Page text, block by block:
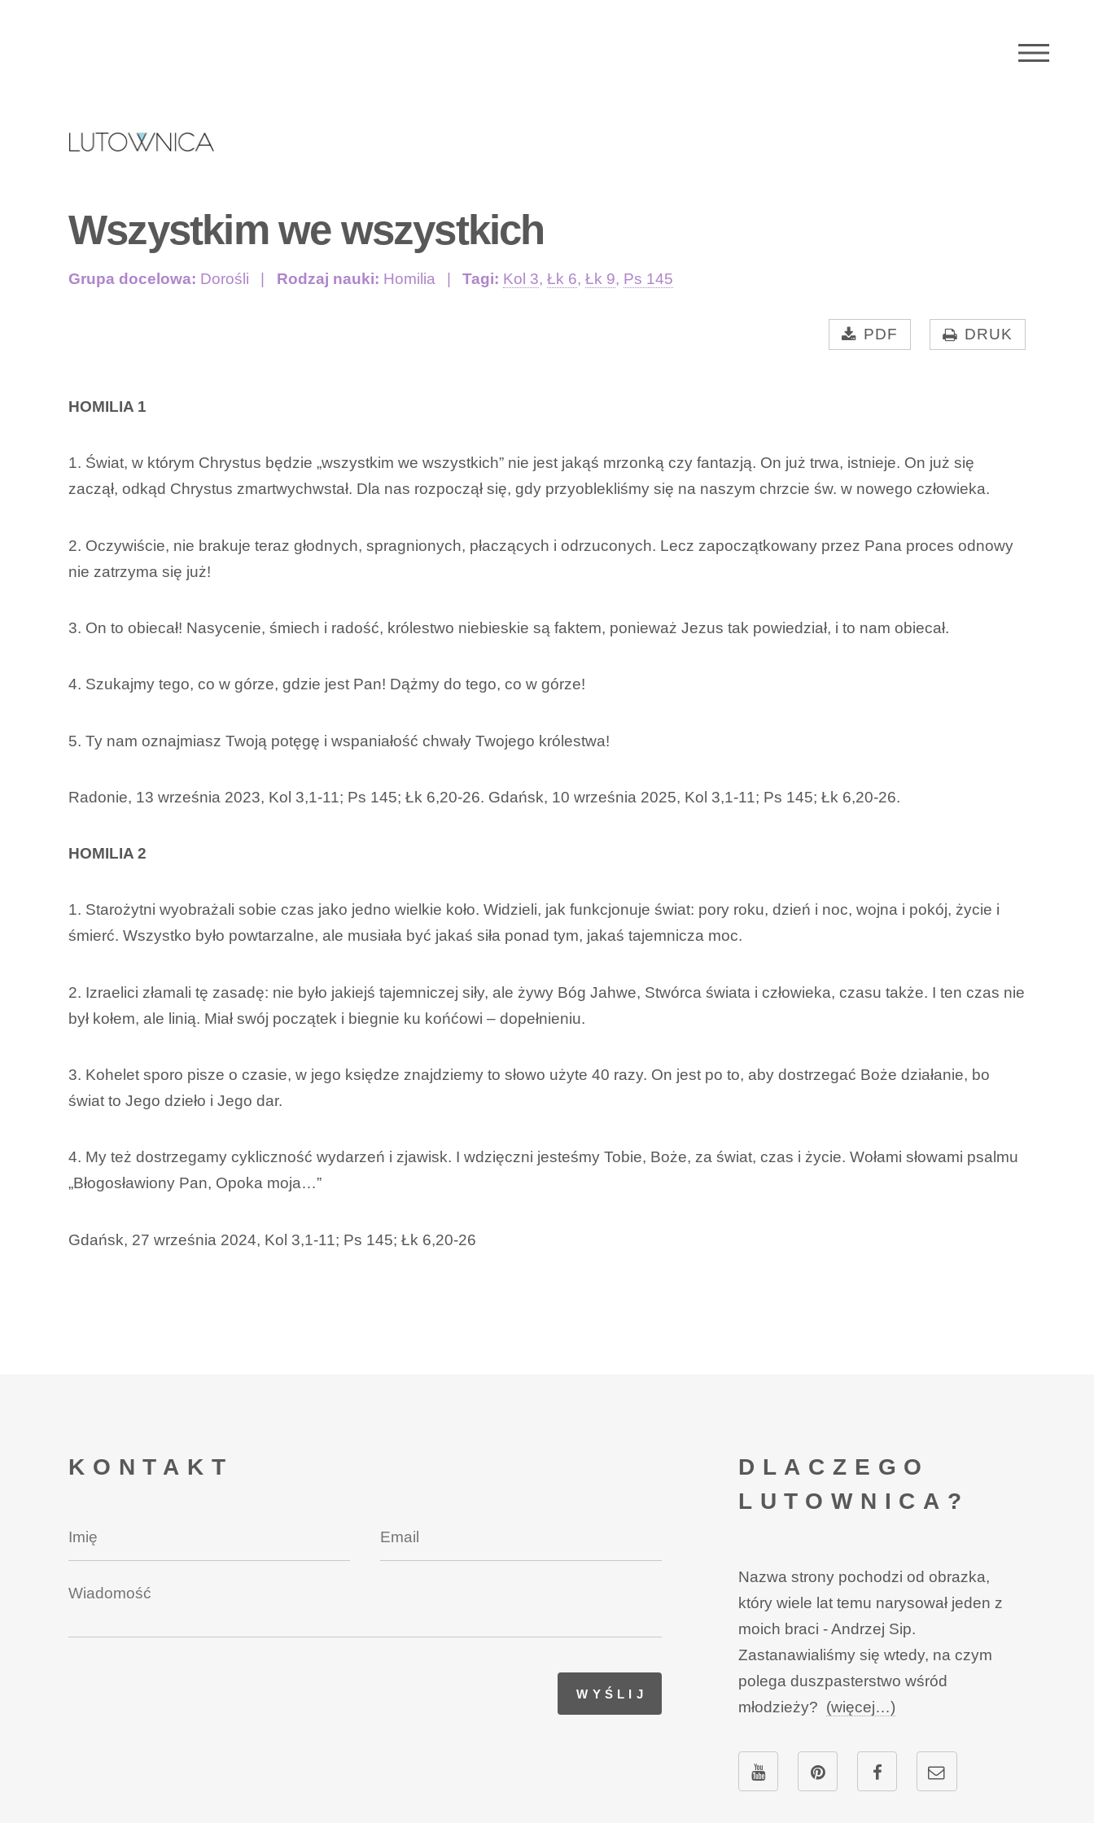
Wszystkim we wszystkich
Grupa docelowa: Dorośli Rodzaj nauki: Homilia Tagi: Kol 3,Łk 6,Łk 9, Ps 145
PDF DRUK
HOMILIA 1
1. Świat, w którym Chrystus będzie „wszystkim we wszystkich” nie jest jakąś mrzonką czy fantazją. On już trwa, istnieje. On już się
zaczął, odkąd Chrystus zmartwychwstał. Dla nas rozpoczął się, gdy przyoblekliśmy się na naszym chrzcie św. w nowego człowieka.
2. Oczywiście, nie brakuje teraz głodnych, spragnionych, płaczących i odrzuconych. Lecz zapoczątkowany przez Pana proces odnowy
nie zatrzyma się już!
3. On to obiecał! Nasycenie, śmiech i radość, królestwo niebieskie są faktem, ponieważ Jezus tak powiedział, i to nam obiecał.
4. Szukajmy tego, co w górze, gdzie jest Pan! Dążmy do tego, co w górze!
5. Ty nam oznajmiasz Twoją potęgę i wspaniałość chwały Twojego królestwa!
Radonie, 13 września 2023, Kol 3,1-11; Ps 145; Łk 6,20-26. Gdańsk, 10 września 2025, Kol 3,1-11; Ps 145; Łk 6,20-26.
HOMILIA 2
1. Starożytni wyobrażali sobie czas jako jedno wielkie koło. Widzieli, jak funkcjonuje świat: pory roku, dzień i noc, wojna i pokój, życie i
śmierć. Wszystko było powtarzalne, ale musiała być jakaś siła ponad tym, jakaś tajemnicza moc.
2. Izraelici złamali tę zasadę: nie było jakiejś tajemniczej siły, ale żywy Bóg Jahwe, Stwórca świata i człowieka, czasu także. I ten czas nie
był kołem, ale linią. Miał swój początek i biegnie ku końćowi – dopełnieniu.
3. Kohelet sporo pisze o czasie, w jego księdze znajdziemy to słowo użyte 40 razy. On jest po to, aby dostrzegać Boże działanie, bo
świat to Jego dzieło i Jego dar.
4. My też dostrzegamy cykliczność wydarzeń i zjawisk. I wdzięczni jesteśmy Tobie, Boże, za świat, czas i życie. Wołami słowami psalmu
„Błogosławiony Pan, Opoka moja…”
Gdańsk, 27 września 2024, Kol 3,1-11; Ps 145; Łk 6,20-26
KONTAKT
DLACZEGO
LUTOWNICA?
Nazwa strony pochodzi od obrazka,
który wiele lat temu narysował jeden z
moich braci - Andrzej Sip.
Zastanawialiśmy się wtedy, na czym
polega duszpasterstwo wśród
młodzieży? (więcej…)